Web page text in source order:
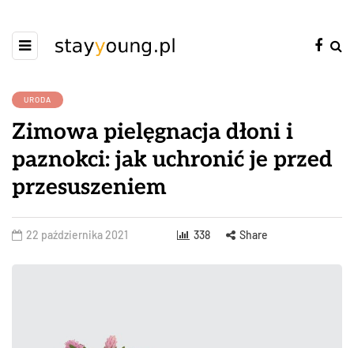
URODA
Zimowa pielęgnacja dłoni i
paznokci: jak uchronić je przed
przesuszeniem
22 października 2021 338 Share